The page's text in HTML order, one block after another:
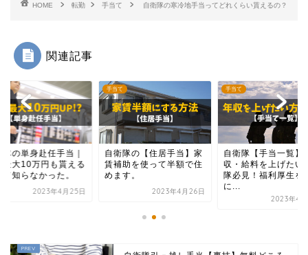
HOME 転勤 手当て 自衛隊の寒冷地手当ってどれくらい貰えるの？
関連記事
隊の単身赴任手当｜
最大10万円も貰える
て知らなかった。
2023年4月25日
手当て
自衛隊の【住居手当】家
賃補助を使って半額で住
めます。
2023年4月26日
手当て
自衛隊【手当一覧】
収・給料を上げたい
隊必見！福利厚生を
に...
2023年4